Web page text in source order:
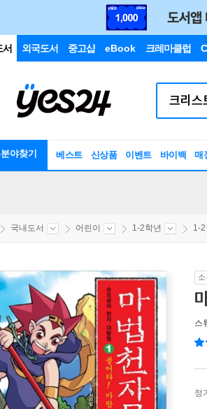
서 외국도서 중고샵 eBook 크레마클럽
야찾기 베스트 신상품 이벤트 바이백 매
국내도서 어린이 1-2학년 1-
스
정